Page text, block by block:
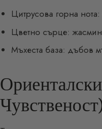
Цитрусова горна нота:
Цветно сърце:
Мъхеста база: дъбов